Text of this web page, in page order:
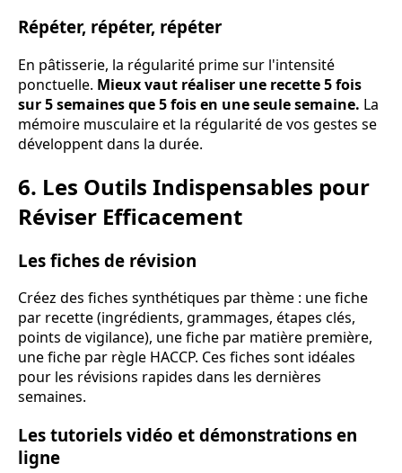
Répéter, répéter, répéter
En pâtisserie, la régularité prime sur l'intensité
ponctuelle. Mieux vaut réaliser une recette 5 fois
sur 5 semaines que 5 fois en une seule semaine. La
mémoire musculaire et la régularité de vos gestes se
développent dans la durée.
6. Les Outils Indispensables pour
Réviser Efficacement
Les fiches de révision
Créez des fiches synthétiques par thème : une fiche
par recette (ingrédients, grammages, étapes clés,
points de vigilance), une fiche par matière première,
une fiche par règle HACCP. Ces fiches sont idéales
pour les révisions rapides dans les dernières
semaines.
Les tutoriels vidéo et démonstrations en
ligne